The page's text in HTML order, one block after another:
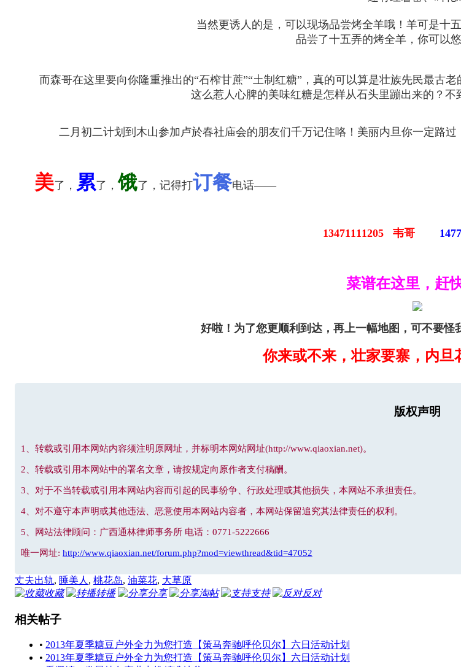
当然更诱人的是，可以现场品尝烤全羊哦！羊可是十
品尝了十五弄的烤全羊，你可以
而森哥在这里要向你隆重推出的“石榨甘蔗”“土制红糖”，真的可以算是壮族先民最古老
这么惹人心脾的美味红糖是怎样从石头里蹦出来的？
二月初二计划到木山参加卢於春社庙会的朋友们千万记住咯！美丽内旦你一定路过
美了， 累了，饿了，记得打订餐电话——
13471111205 韦哥
菜谱在这里，赶
好啦！为了您更顺利到达，再上一幅地图，可不要怪
你来或不来，壮家要寨，内旦
版权声明
1、转载或引用本网站内容须注明原网址，并标明本网站网址(http://www.qiaoxian.net)。
2、转载或引用本网站中的署名文章，请按规定向原作者支付稿酬。
3、对于不当转载或引用本网站内容而引起的民事纷争、行政处理或其他损失，本网站不承担责任。
4、对不遵守本声明或其他违法、恶意使用本网站内容者，本网站保留追究其法律责任的权利。
5、网站法律顾问：广西通林律师事务所 电话：0771-5222666
唯一网址: http://www.qiaoxian.net/forum.php?mod=viewthread&tid=47052
丈夫出轨, 睡美人 , 桃花岛, 油菜花, 大草原
收藏
转播 分享 淘帖 支持 反对
相关帖子
• 2013年夏季糖豆户外全力为您打造【策马奔驰呼伦贝尔】六日活动计划
• 2013年夏季糖豆户外全力为您打造【策马奔驰呼伦贝尔】六日活动计划